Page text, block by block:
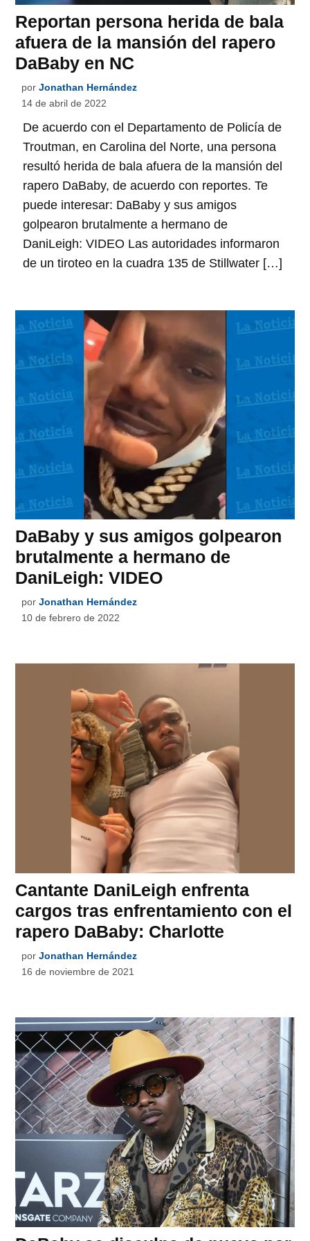
Reportan persona herida de bala
afuera de la mansión del rapero
DaBaby en NC
por Jonathan Hernández
14 de abril de 2022
De acuerdo con el Departamento de Policía de
Troutman, en Carolina del Norte, una persona
resultó herida de bala afuera de la mansión del
rapero DaBaby, de acuerdo con reportes. Te
puede interesar: DaBaby y sus amigos
golpearon brutalmente a hermano de
DaniLeigh: VIDEO Las autoridades informaron
de un tiroteo en la cuadra 135 de Stillwater […]
DaBaby y sus amigos golpearon
brutalmente a hermano de
DaniLeigh: VIDEO
por Jonathan Hernández
10 de febrero de 2022
Cantante DaniLeigh enfrenta
cargos tras enfrentamiento con el
rapero DaBaby: Charlotte
por Jonathan Hernández
16 de noviembre de 2021